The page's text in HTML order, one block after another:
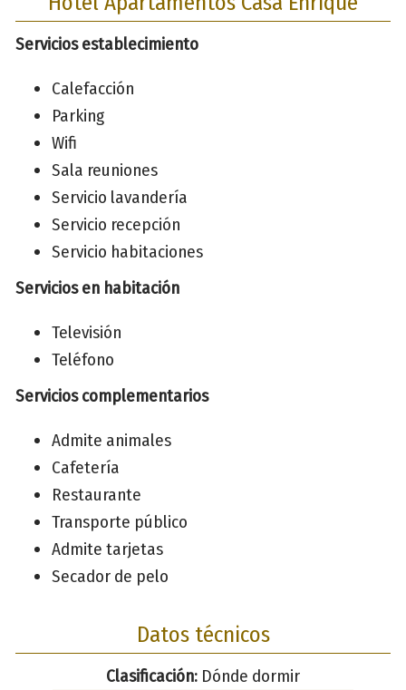
Servicios establecimiento
Calefacción
Parking
Wifi
Sala reuniones
Servicio lavandería
Servicio recepción
Servicio habitaciones
Servicios en habitación
Televisión
Teléfono
Servicios complementarios
Admite animales
Cafetería
Restaurante
Transporte público
Admite tarjetas
Secador de pelo
Datos técnicos
Clasificación: Dónde dormir